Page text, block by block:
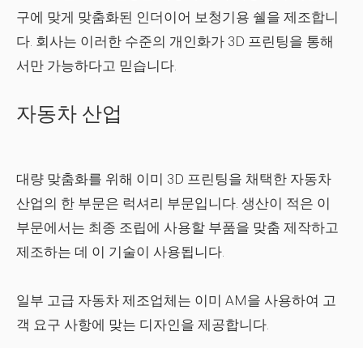
구에 맞게 맞춤화된 인더이어 보청기용 쉘을 제조합니
다. 회사는 이러한 수준의 개인화가 3D 프린팅을 통해
서만 가능하다고 믿습니다.
자동차 산업
대량 맞춤화를 위해 이미 3D 프린팅을 채택한 자동차
산업의 한 부문은 럭셔리 부문입니다. 생산이 적은 이
부문에서는 최종 조립에 사용할 부품을 맞춤 제작하고
제조하는 데 이 기술이 사용됩니다.
일부 고급 자동차 제조업체는 이미 AM을 사용하여 고
객 요구 사항에 맞는 디자인을 제공합니다.